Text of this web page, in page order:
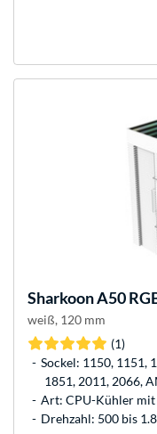
SharkoonA50
weiß, 120 mm
(1)
Sockel: 1150, 1151,
1851, 2011, 2066,
Art: CPU-Kühler
Drehzahl: 500 bis